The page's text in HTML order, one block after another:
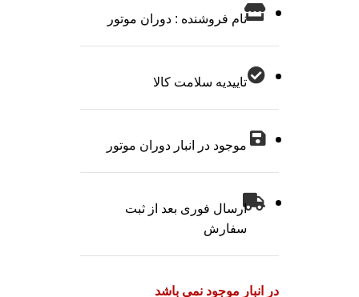
نام فروشنده : دوران موتور
تاییدیه سلامت کالا
موجود در انبار دوران موتور
ارسال فوری بعد از ثبت
سفارش
در انبار موجود نمی باشد